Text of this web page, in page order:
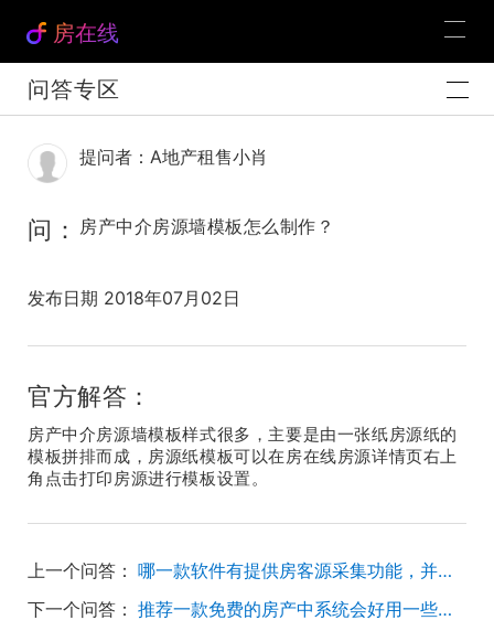
房在线
问答专区
提问者：A地产租售小肖
问： 房产中介房源墙模板怎么制作？
发布日期 2018年07月02日
官方解答：
房产中介房源墙模板样式很多，主要是由一张纸房源纸的
模板拼排而成，房源纸模板可以在房在线房源详情页右上
角点击打印房源进行模板设置。
上一个问答：
哪一款软件有提供房客源采集功能，并可以自由添加采集网站？
下一个问答：
推荐一款免费的房产中系统会好用一些，专门做商铺管理的？